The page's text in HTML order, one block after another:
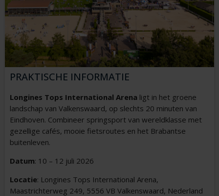
PRAKTISCHE INFORMATIE
Longines Tops International Arena ligt in het groene
landschap van Valkenswaard, op slechts 20 minuten van
Eindhoven. Combineer springsport van wereldklasse met
gezellige cafés, mooie fietsroutes en het Brabantse
buitenleven.
Datum: 10 – 12 juli 2026
Locatie: Longines Tops International Arena,
Maastrichterweg 249, 5556 VB Valkenswaard, Nederland